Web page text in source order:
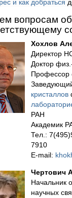
и как добраться
вопросам
Хохлов
Директор
Доктор
Профессор
кристаллов
РАН
Академик
Тел.:
7910
E-mail:
Чертович
Начальник
научных